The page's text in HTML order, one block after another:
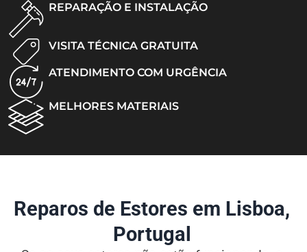
REPARAÇÃO E INSTALAÇÃO
VISITA TÉCNICA GRATUITA
ATENDIMENTO COM URGÊNCIA
MELHORES MATERIAIS
Reparos de Estores em Lisboa,
Portugal